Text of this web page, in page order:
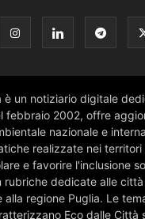
è un notiziario digitale
febbraio 2002, offre
nazionale e
realizzate nei
e favorire l'inclusione
dedicate alle città
alla regione Puglia. Le
Eco dalle Città